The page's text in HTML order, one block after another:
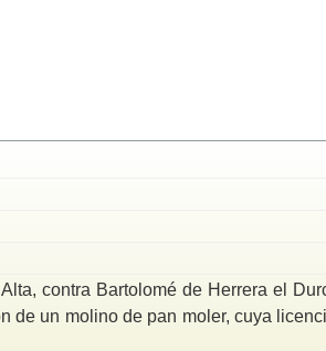
contra Bartolomé de Herrera el
de un molino de pan moler, cuya